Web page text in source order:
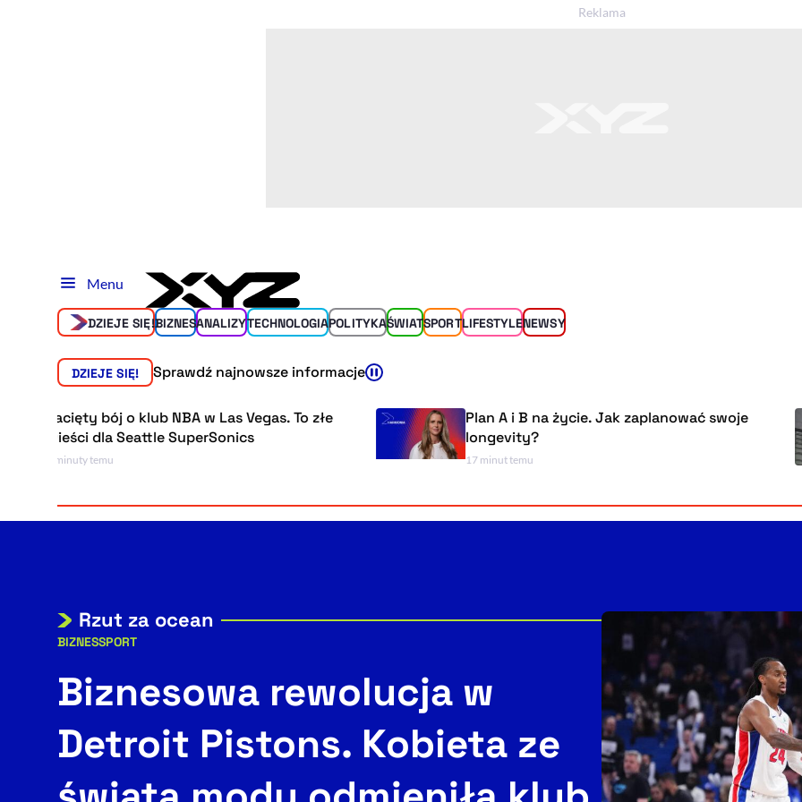
Menu
DZIEJE SIĘ!BIZNESANALIZYTECHNOLOGIAPOLITYKAŚWIATSPORTLIFESTYLENEWSY
DZIEJE SIĘ! Sprawdź najnowsze informacje
bój o klub NBA w Las Vegas. To złe
dla Seattle SuperSonics
Plan A i B na życie. Jak zaplanować swoje
longevity?
17 minut temu
Rzut za ocean
Kategorie artykułu:
BIZNESSPORT
Biznesowa rewolucja w
Detroit Pistons. Kobieta ze